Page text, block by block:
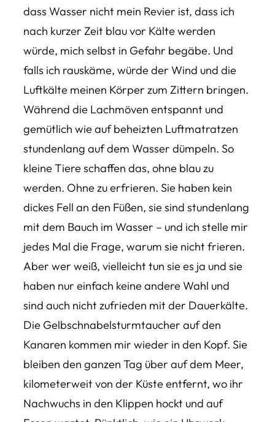
dass Wasser nicht mein Revier ist, dass ich
nach kurzer Zeit blau vor Kälte werden
würde, mich selbst in Gefahr begäbe. Und
falls ich rauskäme, würde der Wind und die
Luftkälte meinen Körper zum Zittern bringen.
Während die Lachmöven entspannt und
gemütlich wie auf beheizten Luftmatratzen
stundenlang auf dem Wasser dümpeln. So
kleine Tiere schaffen das, ohne blau zu
werden. Ohne zu erfrieren. Sie haben kein
dickes Fell an den Füßen, sie sind stundenlang
mit dem Bauch im Wasser – und ich stelle mir
jedes Mal die Frage, warum sie nicht frieren.
Aber wer weiß, vielleicht tun sie es ja und sie
haben nur einfach keine andere Wahl und
sind auch nicht zufrieden mit der Dauerkälte.
Die Gelbschnabelsturmtaucher auf den
Kanaren kommen mir wieder in den Kopf. Sie
bleiben den ganzen Tag über auf dem Meer,
kilometerweit von der Küste entfernt, wo ihr
Nachwuchs in den Klippen hockt und auf